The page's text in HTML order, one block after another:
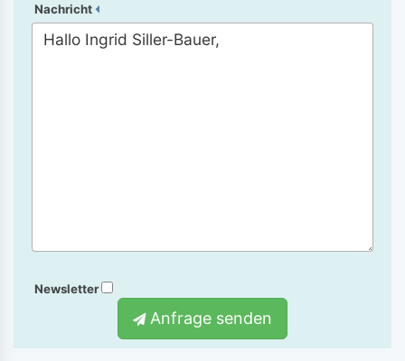
Nachricht
Newsletter
Anfrage senden